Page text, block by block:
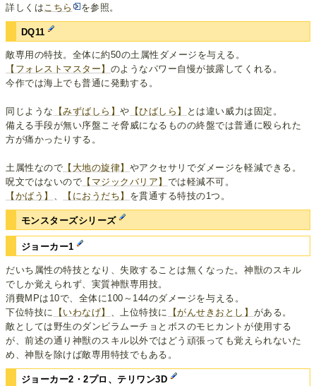
詳しくは こちら を参照。
DQ11
敵専用の特技。全体に約50の土属性ダメージを与える。
【フォレストマスター】 のようなパワー自慢が披露してくれる。
今作では海上でも普通に発動する。
同じような 【みずばしら】や 【ひばしら】
とは違い威力は固定。
備える手段が無い序盤こそ脅威になるものの終盤では普通に殴られた
方が痛かったりする。
土属性なので 【大地の旋律】 やアクセサリでダメージを軽減できる。
呪文ではないので 【マジックバリア】 では軽減不可。
【かばう】 、 【におうだち】 を貫通する特技の1つ。
モンスターズシリーズ
ジョーカー1
だいち属性の特技となり、失敗することは無くなった。神獣のスキル
でしか覚えられず、実質神獣専用技。
消費MPは10で、全体に100～144のダメージを与える。
下位特技に
【いわなげ】 、上位特技に 【がんせきおとし】 がある。
敵としては野生のダンビラムーチョとボスのモヒカントが使用する
が、前述の通り神獣のスキル以外ではどう頑張っても覚えられないた
め、神獣を除けば敵専用特技でもある。
ジョーカー2・2プロ、テリワン3D